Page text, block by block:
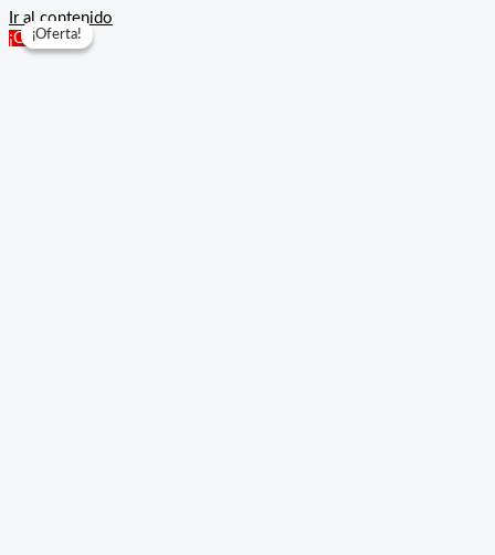
Ir al contenido
¡Oferta!
¡Oferta!
¡Oferta!